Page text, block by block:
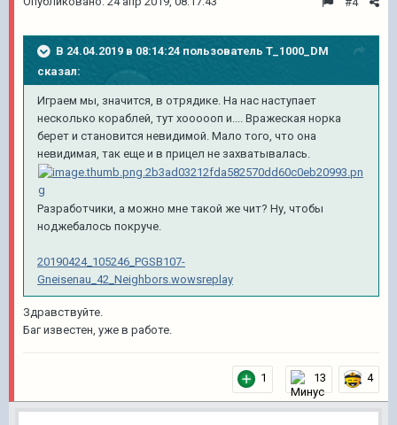
В 24.04.2019 в 08:14:24 пользователь T_1000_DM
сказал:
Играем мы, значится, в отрядике. На нас наступает
несколько кораблей, тут хоооооп и.... Вражеская норка
берет и становится невидимой. Мало того, что она
невидимая, так еще и в прицел не захватывалась.
Разработчики, а можно мне такой же чит? Ну, чтобы
ноджебалось покруче.
20190424_105246_PGSB107-
Gneisenau_42_Neighbors.wowsreplay
Здравствуйте.
Баг известен, уже в работе.
1 13 4